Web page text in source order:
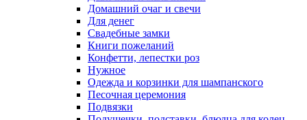
Домашний очаг и свечи
Для денег
Свадебные замки
Книги пожеланий
Конфетти, лепестки роз
Нужное
Одежда и корзинки для шампанского
Песочная церемония
Подвязки